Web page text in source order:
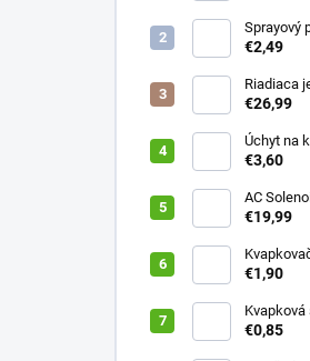
Sprayový
HUNTER
€2,49
Riadiaca
€26,99
Úchyt na
20 mm
€3,60
AC
€19,99
€1,90
Kvapková
16 (balík
€0,85